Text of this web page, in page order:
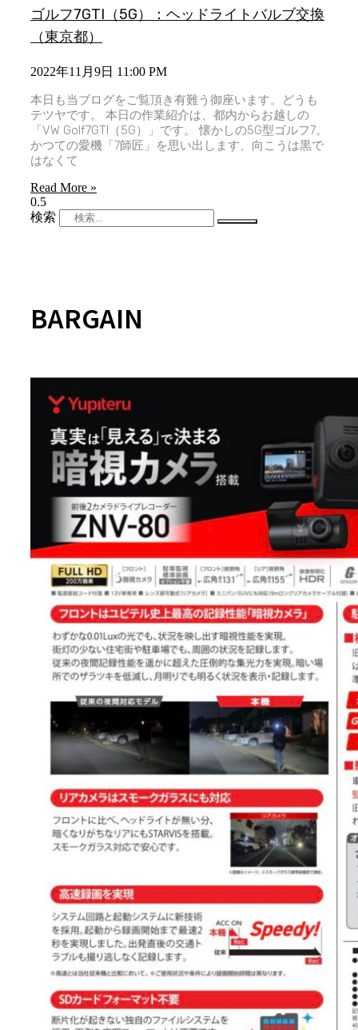
ゴルフ7GTI（5G）：ヘッドライトバルブ交換
（東京都）
2022年11月9日 11:00 PM
本日も当ブログをご覧頂き有難う御座います。どうも
テツヤです。 本日の作業紹介は、都内からお越しの
「VW Golf7GTI（5G）」です。 懐かしの5G型ゴルフ7。
かつての愛機「7師匠」を思い出します、向こうは黒で
はなくて
Read More »
検索
BARGAIN